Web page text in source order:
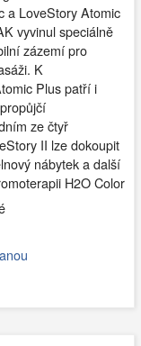
a LoveStory Atomic
vyvinul speciálně
zázemí pro
K
Plus patří i
ze čtyř
II lze dokoupit
nábytek a další
H2O Color